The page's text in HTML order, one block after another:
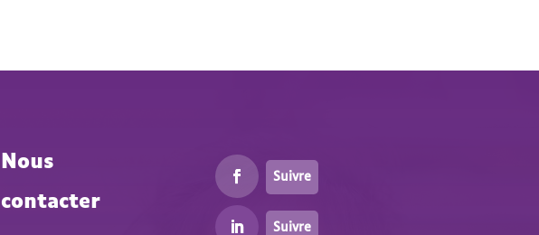
Nous
contacter
Suivre
Suivre